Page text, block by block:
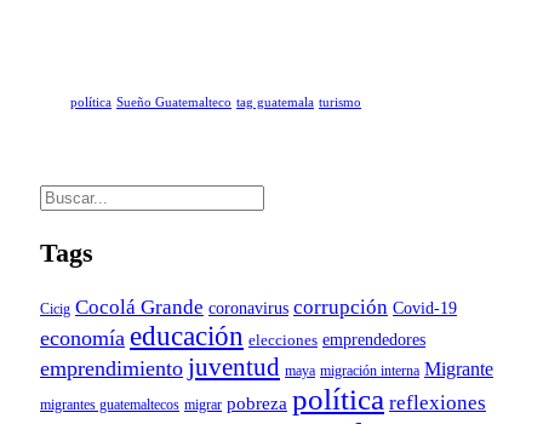
política Sueño Guatemalteco tag guatemala turismo
Tags
Cicig Cocolá Grande coronavirus corrupción Covid-19
economía educación elecciones emprendedores
emprendimiento juventud maya migración interna Migrante
migrantes guatemaltecos migrar pobreza política reflexiones